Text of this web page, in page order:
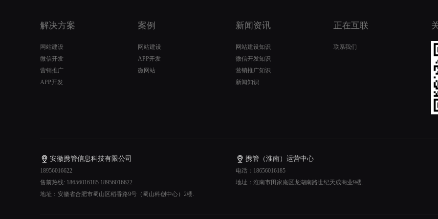
解决方案
网站建设
微信开发
营销推广
APP开发
案例
网站建设
APP开发
微网站
新闻资讯
网站建设知识
微信开发知识
营销推广知识
新闻知识
正在互联
联系我们
安徽携管信息科技有限公司
18956016622
售前热线: 18656016185 18956016622
地址：安徽省合肥市蜀山区稻香路9号（蜀山科创中心）2楼.
携管（淮南）运营中心
电话：18656016185
地址：淮南市田家庵区龙湖南路世纪天成商业9楼.